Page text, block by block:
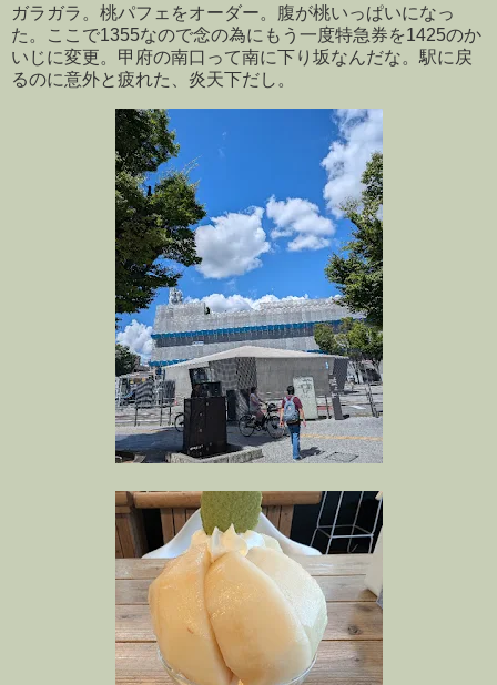
ガラガラ。桃パフェをオーダー。腹が桃いっぱいになっ
た。ここで1355なので念の為にもう一度特急券を1425のか
いじに変更。甲府の南口って南に下り坂なんだな。駅に戻
るのに意外と疲れた、炎天下だし。